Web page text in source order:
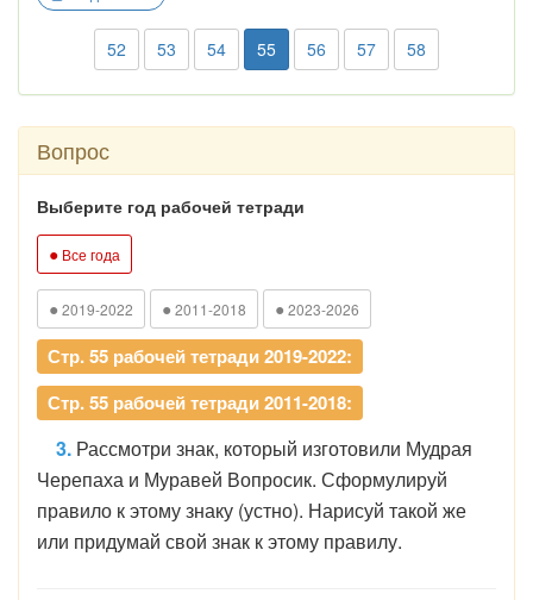
52 53 54 55 56 57 58
Вопрос
Выберите год рабочей тетради
● Все года
● 2019-2022 ● 2011-2018 ● 2023-2026
Стр. 55 рабочей тетради 2019-2022:
Стр. 55 рабочей тетради 2011-2018:
3. Рассмотри знак, который изготовили Мудрая
Черепаха и Муравей Вопросик. Сформулируй
правило к этому знаку (устно). Нарисуй такой же
или придумай свой знак к этому правилу.